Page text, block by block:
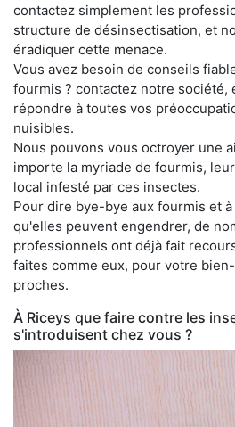
contactez simplement les
structure de désinsectisation, et
éradiquer cette menace.
Vous avez besoin de conseils
fourmis ? contactez notre société,
répondre à toutes vos
nuisibles.
Nous pouvons vous octroyer une
importe la myriade de fourmis,
local infesté par ces insectes.
Pour dire bye-bye aux fourmis et
qu'elles peuvent engendrer, de
professionnels ont déjà fait
faites comme eux, pour votre
proches.
À Riceys que faire contre les
s'introduisent chez vous ?